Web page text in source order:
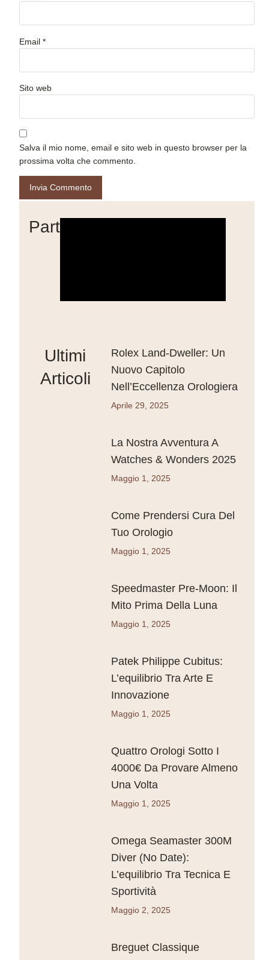
Email *
Sito web
Salva il mio nome, email e sito web in questo browser per la
prossima volta che commento.
Partner
Ultimi
Articoli
Rolex Land-Dweller: Un
Nuovo Capitolo
Nell’Eccellenza Orologiera
Aprile 29, 2025
La Nostra Avventura A
Watches & Wonders 2025
Maggio 1, 2025
Come Prendersi Cura Del
Tuo Orologio
Maggio 1, 2025
Speedmaster Pre-Moon: Il
Mito Prima Della Luna
Maggio 1, 2025
Patek Philippe Cubitus:
L’equilibrio Tra Arte E
Innovazione
Maggio 1, 2025
Quattro Orologi Sotto I
4000€ Da Provare Almeno
Una Volta
Maggio 1, 2025
Omega Seamaster 300M
Diver (No Date):
L’equilibrio Tra Tecnica E
Sportività
Maggio 2, 2025
Breguet Classique